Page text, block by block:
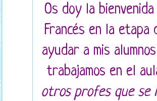
Os doy la
Francés en la etapa
ayudar a mis
trabajamos en el
otros profes que se